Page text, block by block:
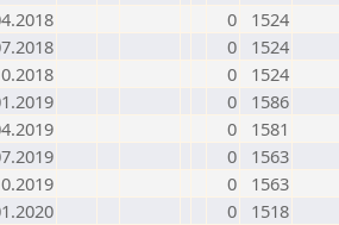
0
1524
0
1524
0
1524
0
1586
0
1581
0
1563
0
1563
0
1518